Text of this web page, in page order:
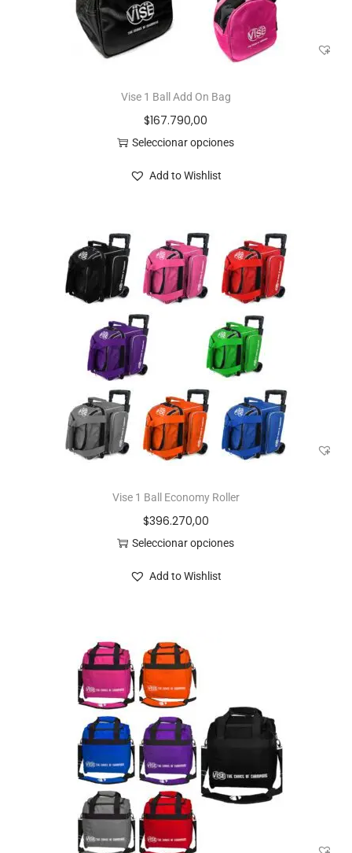
Vise 1 Ball Add On Bag
$167.790,00
Seleccionar opciones
Add to Wishlist
Vise 1 Ball Economy Roller
$396.270,00
Seleccionar opciones
Add to Wishlist